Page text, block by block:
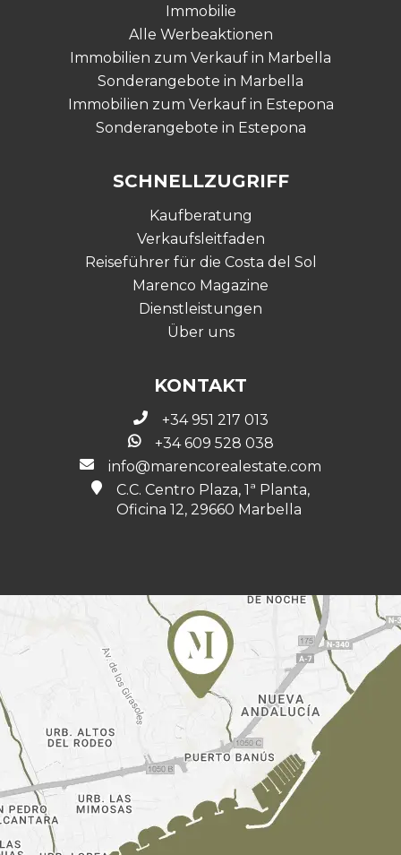
Immobilie
Alle Werbeaktionen
Immobilien zum Verkauf in Marbella
Sonderangebote in Marbella
Immobilien zum Verkauf in Estepona
Sonderangebote in Estepona
SCHNELLZUGRIFF
Kaufberatung
Verkaufsleitfaden
Reiseführer für die Costa del Sol
Marenco Magazine
Dienstleistungen
Über uns
KONTAKT
+34 951 217 013
+34 609 528 038
info@marencorealestate.com
C.C. Centro Plaza, 1ª Planta,
Oficina 12, 29660 Marbella